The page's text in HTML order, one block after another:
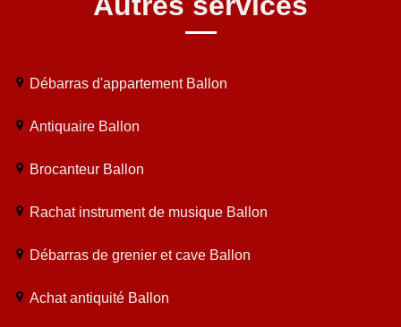
Débarras d'appartement Ballon
Antiquaire Ballon
Brocanteur Ballon
Rachat instrument de musique Ballon
Débarras de grenier et cave Ballon
Achat antiquité Ballon